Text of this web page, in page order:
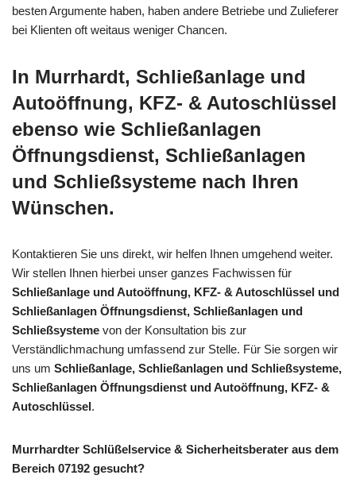
besten Argumente haben, haben andere Betriebe und Zulieferer
bei Klienten oft weitaus weniger Chancen.
In Murrhardt, Schließanlage und
Autoöffnung, KFZ- & Autoschlüssel
ebenso wie Schließanlagen
Öffnungsdienst, Schließanlagen
und Schließsysteme nach Ihren
Wünschen.
Kontaktieren Sie uns direkt, wir helfen Ihnen umgehend weiter.
Wir stellen Ihnen hierbei unser ganzes Fachwissen für
Schließanlage und Autoöffnung, KFZ- & Autoschlüssel und
Schließanlagen Öffnungsdienst, Schließanlagen und
Schließsysteme von der Konsultation bis zur
Verständlichmachung umfassend zur Stelle. Für Sie sorgen wir
uns um Schließanlage, Schließanlagen und Schließsysteme,
Schließanlagen Öffnungsdienst und Autoöffnung, KFZ- &
Autoschlüssel.
Murrhardter Schlüßelservice & Sicherheitsberater aus dem
Bereich 07192 gesucht?